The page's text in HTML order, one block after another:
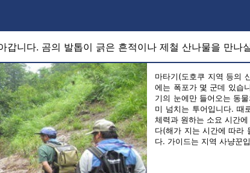
니다. 곰의 발톱이 긁은 흔적이나 제철 산나물을 만나
마타기(도호쿠 지역 등의
에는 폭포가 몇 군데 있습
기의 눈에만 들어오는 동
미 넘치는 투어입니다. 때
체력과 원하는 소요 시간
다(해가 지는 시간에 따라
다. 가이드는 지역 사냥꾼